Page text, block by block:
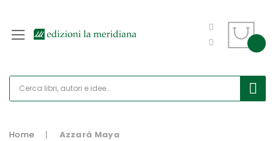
Home Azzarà Maya